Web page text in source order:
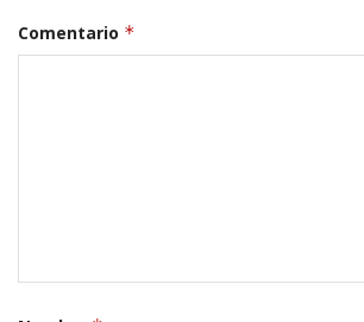
Comentario *